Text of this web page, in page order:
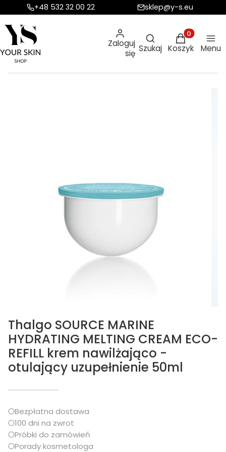
+48 532 32 00 22 sklep@y-s.eu
Zaloguj
się
Otwórz
Szukaj
Produkty w
Koszyk Menu
Thalgo SOURCE MARINE
HYDRATING MELTING CREAM ECO-
REFILL krem nawilżająco -
otulający uzupełnienie 50ml
Bezpłatna dostawa
100 dni na zwrot
Próbki do zamówień
Porady kosmetologa